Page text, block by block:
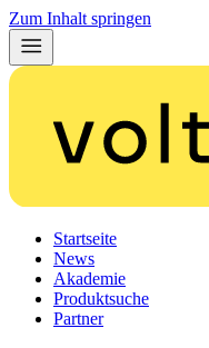
Zum Inhalt springen
Startseite
News
Akademie
Produktsuche
Partner